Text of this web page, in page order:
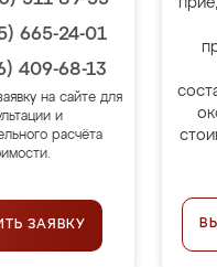
665-24-01
409-68-13
на сайте для
и
расчёта
ЗАЯВКУ